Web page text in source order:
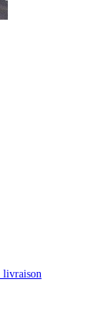
livraison